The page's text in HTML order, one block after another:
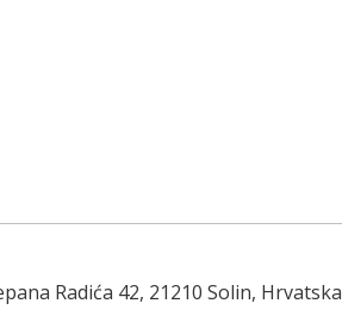
Radića 42, 21210 Solin, Hrvatska